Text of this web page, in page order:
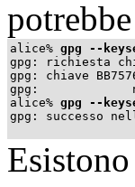
alice% gpg --
gpg: richiesta
gpg: chiave
alice% gpg --
gpg: successo